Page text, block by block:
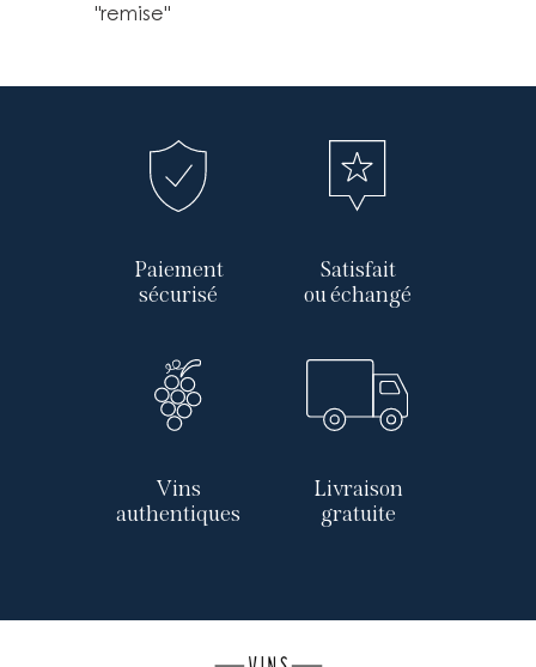
"remise"
Paiement
sécurisé
Satisfait
ou échangé
Vins
authentiques
Livraison
gratuite